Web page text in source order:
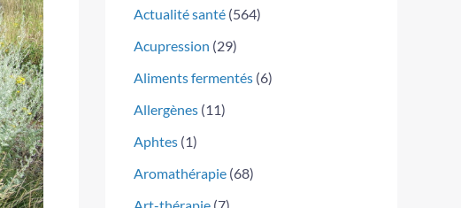
Actualité santé (564)
Acupression (29)
Aliments fermentés (6)
Allergènes (11)
Aphtes (1)
Aromathérapie (68)